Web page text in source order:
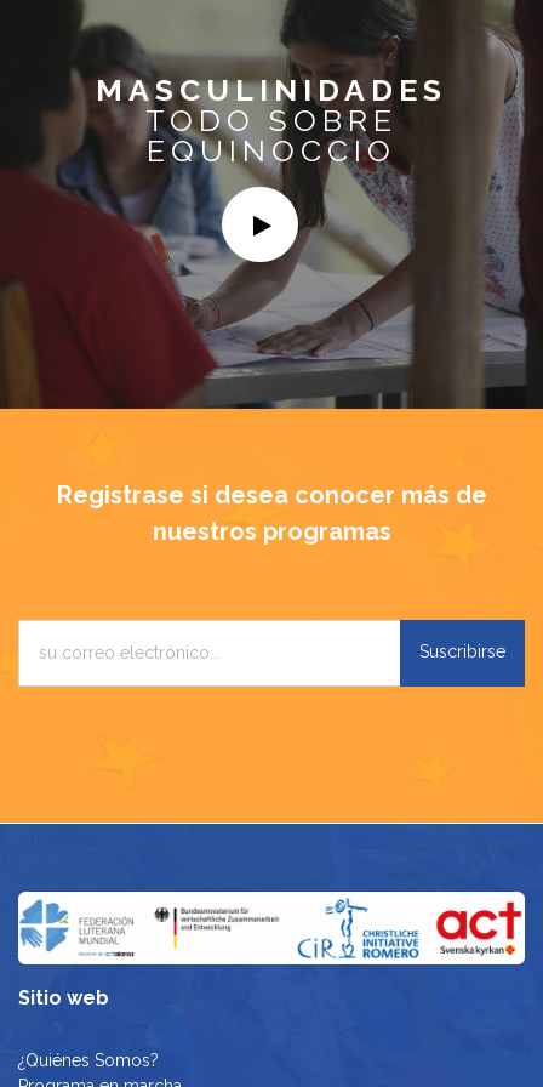
MASCULINIDADES
TODO SOBRE
EQUINOCCIO
Registrase si desea conocer más de
nuestros programas
Suscribirse
Sitio web
¿Quiénes Somos?